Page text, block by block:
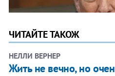
ЧИТАЙТЕ ТАКОЖ
НЕЛЛИ ВЕРНЕР
Жить не вечно, но